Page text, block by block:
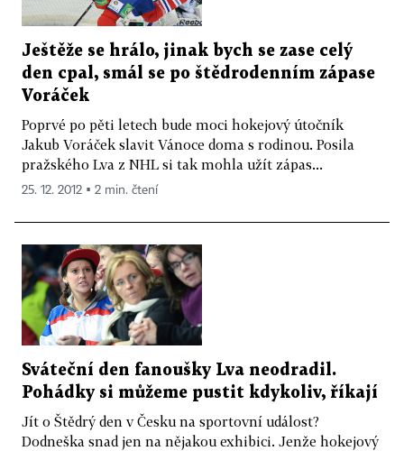
Ještěže se hrálo, jinak bych se zase celý
den cpal, smál se po štědrodenním zápase
Voráček
Poprvé po pěti letech bude moci hokejový útočník
Jakub Voráček slavit Vánoce doma s rodinou. Posila
pražského Lva z NHL si tak mohla užít zápas...
25. 12. 2012 ▪ 2 min. čtení
Sváteční den fanoušky Lva neodradil.
Pohádky si můžeme pustit kdykoliv, říkají
Jít o Štědrý den v Česku na sportovní událost?
Dodneška snad jen na nějakou exhibici. Jenže hokejový